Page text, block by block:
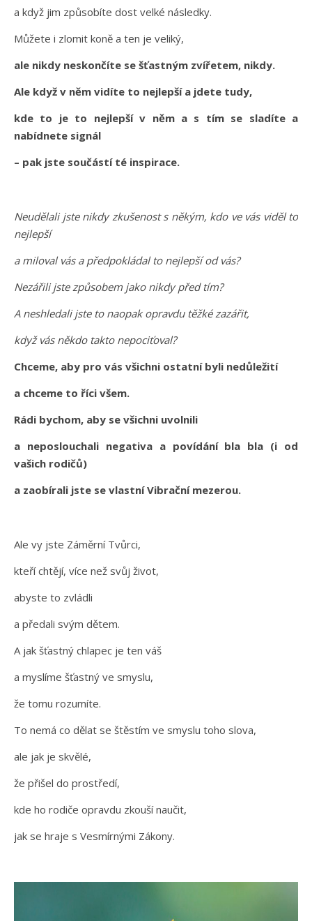
a když jim způsobíte dost velké následky.
Můžete i zlomit koně a ten je veliký,
ale nikdy neskončíte se šťastným zvířetem, nikdy.
Ale když v něm vidíte to nejlepší a jdete tudy,
kde to je to nejlepší v něm a s tím se sladíte a
nabídnete signál
– pak jste součástí té inspirace.
Neudělali jste nikdy zkušenost s někým, kdo ve vás viděl to
nejlepší
a miloval vás a předpokládal to nejlepší od vás?
Nezářili jste způsobem jako nikdy před tím?
A neshledali jste to naopak opravdu těžké zazářit,
když vás někdo takto nepociťoval?
Chceme, aby pro vás všichni ostatní byli nedůležití
a chceme to říci všem.
Rádi bychom, aby se všichni uvolnili
a neposlouchali negativa a povídání bla bla (i od
vašich rodičů)
a zaobírali jste se vlastní Vibrační mezerou.
Ale vy jste Záměrní Tvůrci,
kteří chtějí, více než svůj život,
abyste to zvládli
a předali svým dětem.
A jak šťastný chlapec je ten váš
a myslíme šťastný ve smyslu,
že tomu rozumíte.
To nemá co dělat se štěstím ve smyslu toho slova,
ale jak je skvělé,
že přišel do prostředí,
kde ho rodiče opravdu zkouší naučit,
jak se hraje s Vesmírnými Zákony.